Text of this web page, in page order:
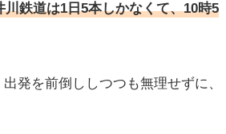
川鉄道は1日5本しかなくて、10時5
発を前倒ししつつも無理せずに、